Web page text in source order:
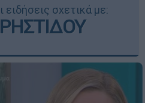
ειδήσεις σχετικά με: